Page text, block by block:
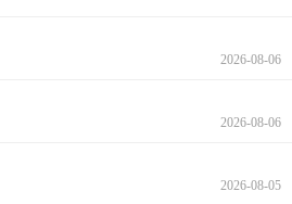
2026-08-06
2026-08-06
2026-08-05